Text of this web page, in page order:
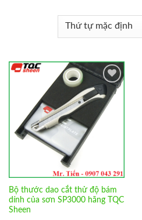
Add to
Wishlist
Bộ thước dao cắt thử độ bám
dính của sơn SP3000 hãng TQC
Sheen